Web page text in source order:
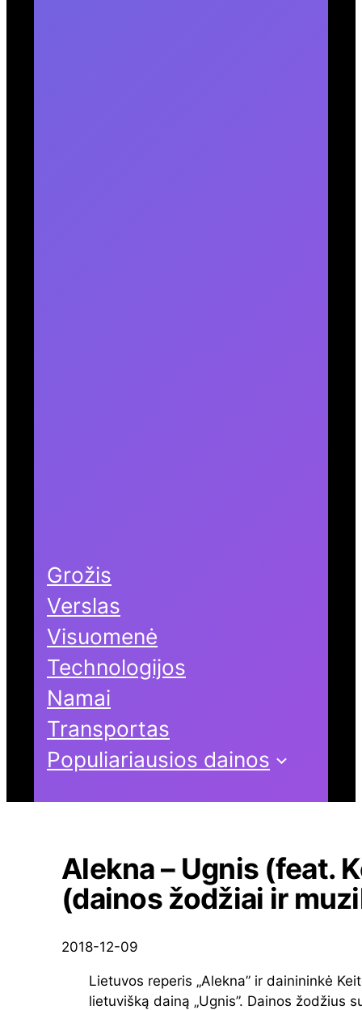
Grožis
Verslas
Visuomenė
Technologijos
Namai
Transportas
Populiariausios dainos
Alekna – Ugnis (feat.
(dainos žodžiai ir
2018-12-09
Lietuvos reperis „Alekna” ir dainininkė
lietuvišką dainą „Ugnis”. Dainos žodžius